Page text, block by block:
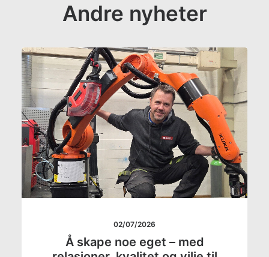
Andre nyheter
02/07/2026
Å skape noe eget – med